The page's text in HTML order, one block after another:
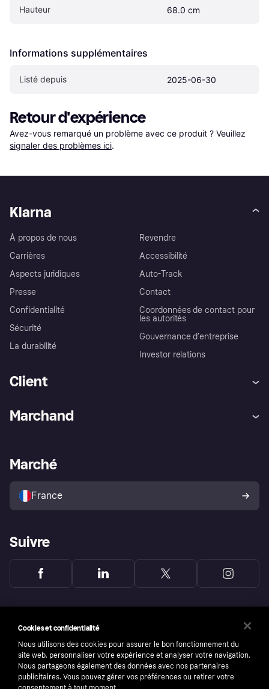
Hauteur 68.0 cm
Informations supplémentaires
Listé depuis 2025-06-30
Retour d'expérience
Avez-vous remarqué un problème avec ce produit ? Veuillez
signaler des problèmes ici.
Klarna
À propos de nous
Carrières
Aspects juridiques
Presse
Confidentialité
Sécurité
La durabilité
Revendre
Accessibilité
Auto-Track
Contact
Coordonnées de contact pour
les autorités
Gouvernance d’entreprise
Investor relations
Client
Explorez les magasins
Politique de protection de
l’acheteur Klarna
Marchand
Portail Marchand
Marché
France
Suivre
Cookies et confidentialité
Nous utilisons des cookies pour assurer le bon fonctionnement du
site web, personnaliser votre expérience et analyser votre navigation.
Nous partageons également des données avec nos partenaires
publicitaires. Vous pouvez gérer vos préférences ou retirer votre